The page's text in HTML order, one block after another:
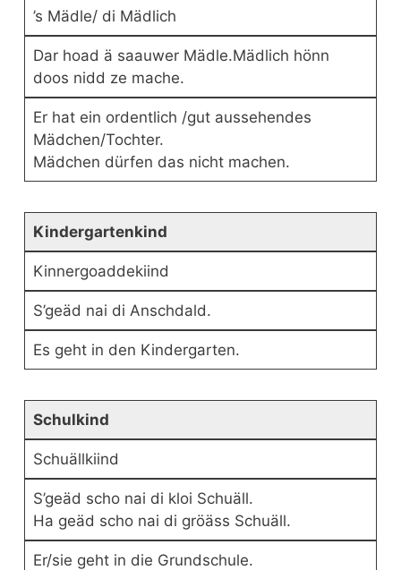
’s Mädle/ di Mädlich
Dar hoad ä saauwer Mädle.Mädlich hönn
doos nidd ze mache.
Er hat ein ordentlich /gut aussehendes
Mädchen/Tochter.
Mädchen dürfen das nicht machen.
Kindergartenkind
Kinnergoaddekiind
S’geäd nai di Anschdald.
Es geht in den Kindergarten.
Schulkind
Schuällkiind
S’geäd scho nai di kloi Schuäll.
Ha geäd scho nai di gröäss Schuäll.
Er/sie geht in die Grundschule.